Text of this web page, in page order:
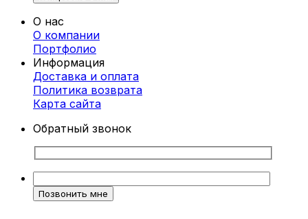
моделирования. Это позволяет создавать
изделия сложной геометрии, которые
идеально вписываются в любой интерьер.
Каждая стойка проектируется индивидуально,
чтобы соответствовать вашим требованиям и
особенностям помещения.
Преимущества параметрических стоек-
Индивидуальный дизайн.Каждая стойка
разрабатывается с учетом
корпоративного стиля и ваших
предпочтений.
Высокое качество материалов.
О нас
О компании
Портфолио
Информация
Доставка и оплата
Политика возврата
Карта cайта
Обратный звонок